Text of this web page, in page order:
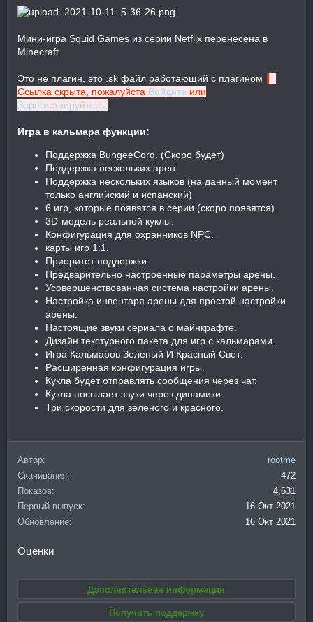
Мини-игра Squid Games из серии Netflix перенесена в
Minecraft.
Это не плагин, это .sk файл работающий с плагином
Ссылка скрыта, пожалуйста Войдите или
Зарегистрируйтесь
Игра в кальмара функции:
Поддержка BungeeCord. (Скоро будет)
Поддержка нескольких арен.
Поддержка нескольких языков (на данный момент
только английский и испанский)
6 игр, которые появятся в серии (скоро появятся).
3D-модель реальной куклы.
Конфигурация для охранников NPC.
карты игр 1:1.
Приоритет поддержки
Предварительно настроенные параметры арены.
Усовершенствованная система настройки арены.
Настройка инвентаря арены для простой настройки
арены.
Настоящие звуки сериала о майнкрафте.
Дизайн текстурного пакета для игр с кальмарами.
Игра Кальмаров Зеленый И Красный Свет:
Расширенная конфигурация игры.
Кукла будет отправлять сообщения через чат.
Кукла посылает звуки через динамики.
Три скорости для зеленого и красного.
Автор
rootme
Скачивания
472
Показов
4,631
Первый выпуск
16 Окт 2021
Обновление
16 Окт 2021
Оценки
Дополнительная информация
Получить поддержку